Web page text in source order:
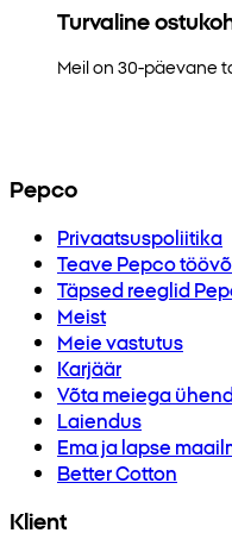
Turvaline
Meil on 30-päevane
Pepco
Privaatsuspoliitika
Teave Pepco
Täpsed reeglid
Meist
Meie vastutus
Karjäär
Võta meiega
Laiendus
Ema ja lapse
Better Cotton
Klient